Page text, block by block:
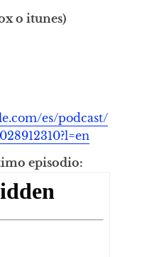
o itunes)
es/podcast/
episodio: